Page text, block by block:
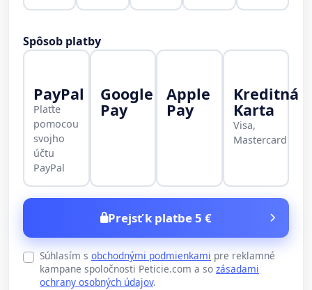
Spôsob platby
PayPal
Plaťte
pomocou
svojho
účtu
PayPal
Google
Pay
Apple
Pay
Kreditná
Karta
Visa,
Mastercard
Prejsť k platbe 5 €
Súhlasím s obchodnými podmienkami pre reklamné
kampane spoločnosti Peticie.com a so zásadami
ochrany osobných údajov.